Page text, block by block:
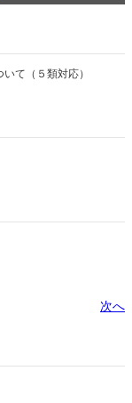
て（５類対応）
次へ